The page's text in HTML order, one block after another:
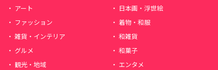
アート
日本画・浮世絵
ファッション
着物・和服
雑貨・インテリア
和雑貨
グルメ
和菓子
観光・地域
エンタメ